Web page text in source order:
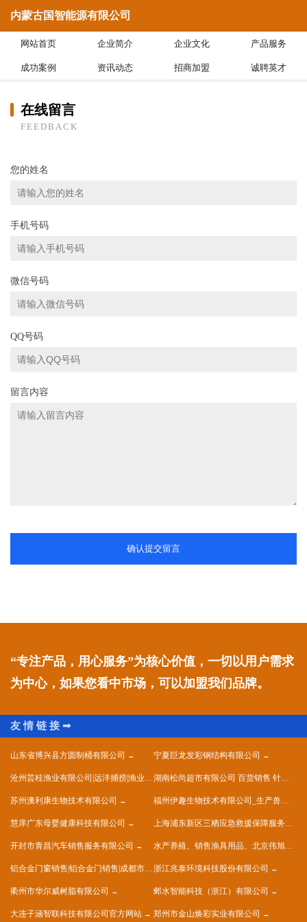
内蒙古国智能源有限公司
网站首页 企业简介 企业文化 产品服务
成功案例 资讯动态 招商加盟 诚聘英才
在线留言
FEEDBACK
您的姓名
手机号码
微信号码
QQ号码
留言内容
确认提交留言
“专注产品，用心服务”为核心价值，一切以用户需求
为中心，如果您看中市场，可以加盟我们品牌。
山东省博兴县方圆制桶有限公司 宁夏巨龙发彩钢结构有限公司
沧州芸桂渔业有限公司|远洋捕捞|渔业捕捞 湖南松尚超市有限公司 百货销售 针纺织品销售 五金销售
苏州澳利康生物技术有限公司 福州伊趣生物技术有限公司_生产兽用生物制品
慧庠广东母婴健康科技有限公司 上海浦东新区三栖应急救援保障服务中心
开封市青昌汽车销售服务有限公司 水产养殖、销售渔具用品、北京伟旭水产养殖有限公司
铝合金门窗销售|铝合金门销售|成都市晴莫钢铝门窗有限公司浙江兆泰环境科技股份有限公司
衢州市华尔威树脂有限公司 邺水智能科技（浙江）有限公司
大连子涵智联科技有限公司官方网站 郑州市金山焕彩实业有限公司